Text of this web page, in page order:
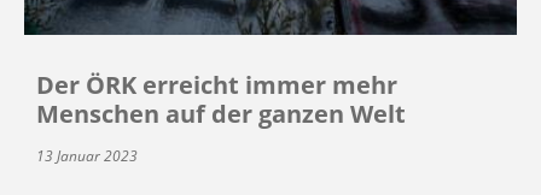
Der ÖRK erreicht immer mehr
Menschen auf der ganzen Welt
13 Januar 2023